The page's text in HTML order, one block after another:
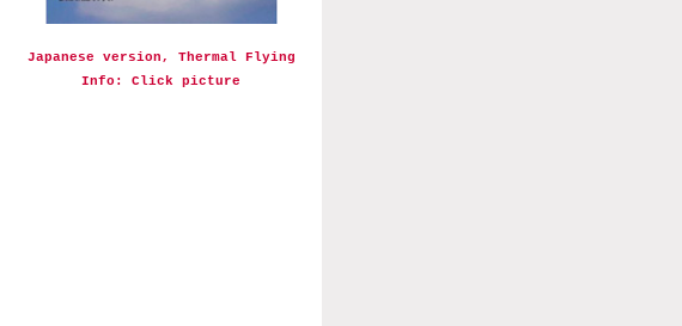
Japanese version, Thermal Flying
Info: Click picture